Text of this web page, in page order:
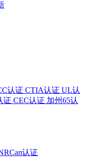
认证 CTIA认证 UL认
证 CEC认证 加州65认
认证